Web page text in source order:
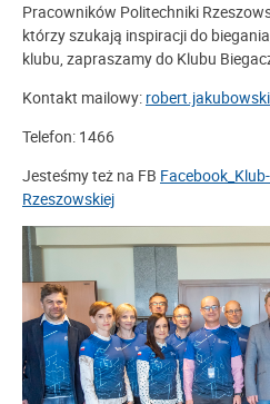
Pracowników Politechniki
którzy szukają inspiracji do
klubu, zapraszamy do Klubu
Kontakt mailowy:
Telefon: 1466
Jesteśmy też na FB
Rzeszowskiej